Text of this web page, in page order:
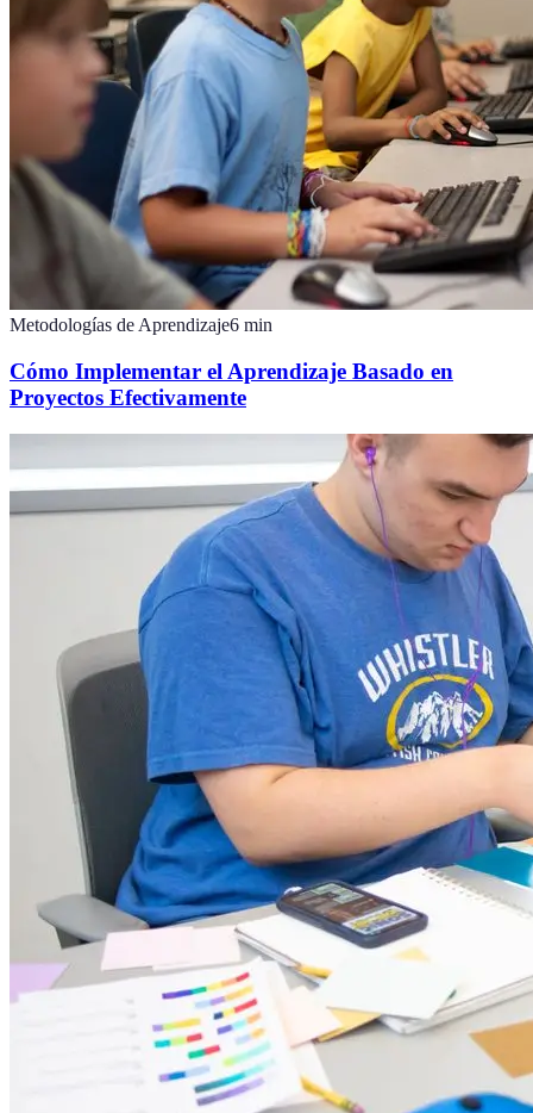
Metodologías de Aprendizaje6 min
Cómo Implementar el Aprendizaje Basado en
Proyectos Efectivamente